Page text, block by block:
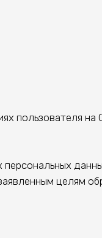
на
целям